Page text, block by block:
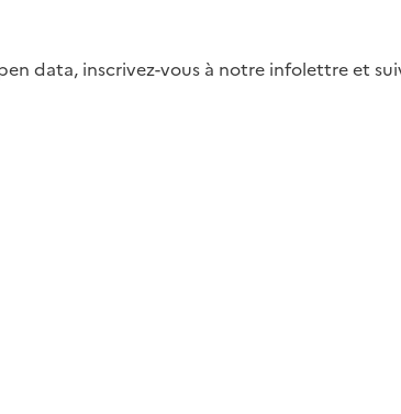
data, inscrivez-vous à notre infolettre et